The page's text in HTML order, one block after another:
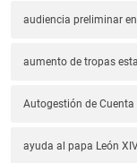
audiencia preliminar
aumento de tropas
Autogestión de
ayuda al papa León